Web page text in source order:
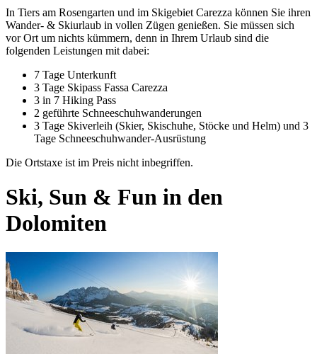
In Tiers am Rosengarten und im Skigebiet Carezza können Sie ihren
Wander- & Skiurlaub in vollen Zügen genießen. Sie müssen sich
vor Ort um nichts kümmern, denn in Ihrem Urlaub sind die
folgenden Leistungen mit dabei:
7 Tage Unterkunft
3 Tage Skipass Fassa Carezza
3 in 7 Hiking Pass
2 geführte Schneeschuhwanderungen
3 Tage Skiverleih (Skier, Skischuhe, Stöcke und Helm) und 3
Tage Schneeschuhwander-Ausrüstung
Die Ortstaxe ist im Preis nicht inbegriffen.
Ski, Sun & Fun in den
Dolomiten